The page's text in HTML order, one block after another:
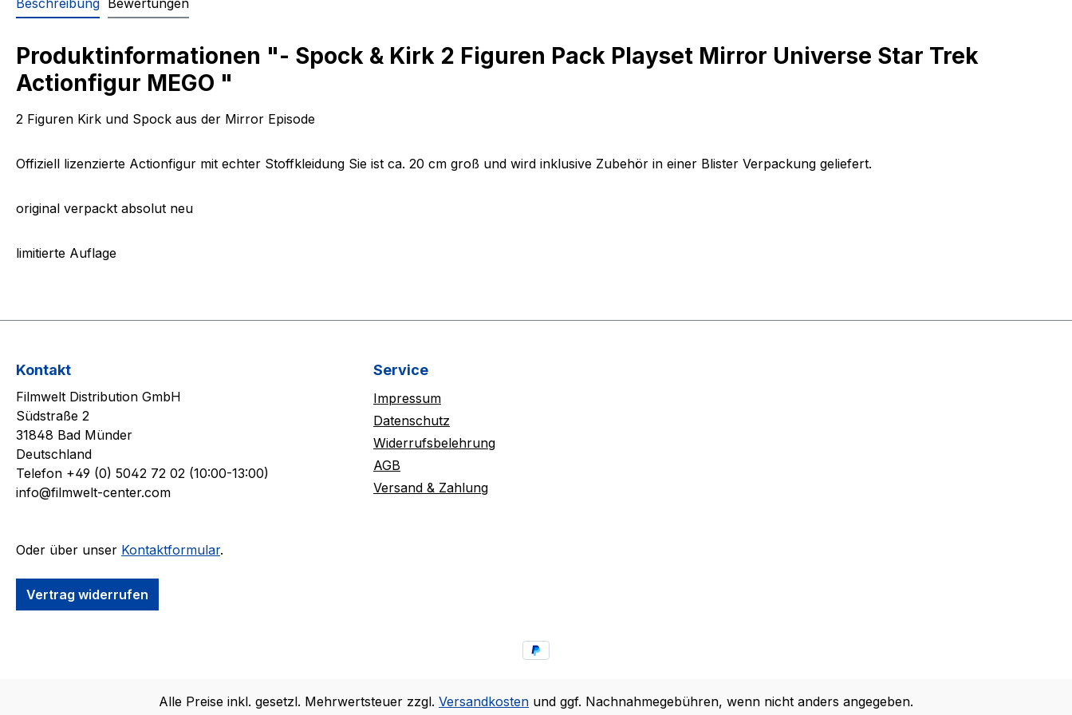
Beschreibung Bewertungen
Produktinformationen "- Spock & Kirk 2 Figuren Pack Playset Mirror Universe Star Trek
Actionfigur MEGO "
2 Figuren Kirk und Spock aus der Mirror Episode
Offiziell lizenzierte Actionfigur mit echter Stoffkleidung Sie ist ca. 20 cm groß und wird inklusive Zubehör in einer Blister Verpackung geliefert.
original verpackt absolut neu
limitierte Auflage
Kontakt
Filmwelt Distribution GmbH
Südstraße 2
31848 Bad Münder
Deutschland
Telefon +49 (0) 5042 72 02 (10:00-13:00)
info@filmwelt-center.com
Oder über unser Kontaktformular.
Vertrag widerrufen
Service
Impressum
Datenschutz
Widerrufsbelehrung
AGB
Versand & Zahlung
Alle Preise inkl. gesetzl. Mehrwertsteuer zzgl. Versandkosten und ggf. Nachnahmegebühren, wenn nicht anders angegeben.